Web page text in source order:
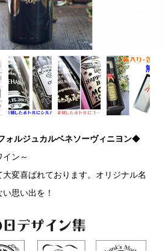
ルジュカルベネソーヴィニヨン◆
イン～
変喜ばれております。オリジナル名
思い出を！